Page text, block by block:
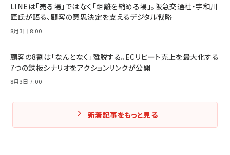
LINEは「売る場」ではなく「距離を縮める場」。阪急交通社・宇和川
匠氏が語る、顧客の意思決定を支えるデジタル戦略
8月3日 8:00
顧客の8割は「なんとなく」離脱する。ECリピート売上を最大化する
7つの鉄板シナリオをアクションリンクが公開
8月3日 7:00
新着記事をもっと見る